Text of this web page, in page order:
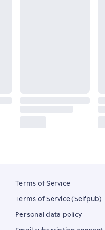
Terms of Service
Terms of Service (Selfpub)
Personal data policy